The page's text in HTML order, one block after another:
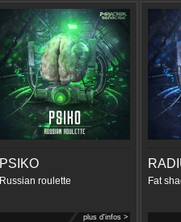
PSIKO
Russian roulette
plus d'infos >
Fat